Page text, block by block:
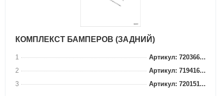
КОМПЛЕКСТ БАМПЕРОВ (ЗАДНИЙ)
1
Артикул: 720366...
2
Артикул: 719416...
3
Артикул: 720151...